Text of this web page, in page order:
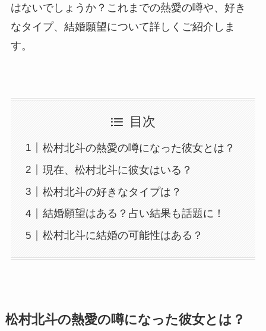
はないでしょうか？これまでの熱愛の噂や、好き
なタイプ、結婚願望について詳しくご紹介しま
す。
目次
松村北斗の熱愛の噂になった彼女とは？
現在、松村北斗に彼女はいる？
松村北斗の好きなタイプは？
結婚願望はある？占い結果も話題に！
松村北斗に結婚の可能性はある？
松村北斗の熱愛の噂になった彼女とは？